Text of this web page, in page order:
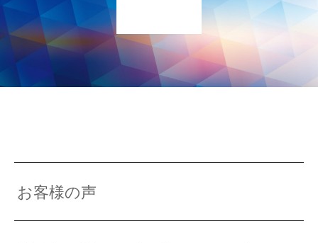
お客様の声
施工実績
お申込み/お問合せ